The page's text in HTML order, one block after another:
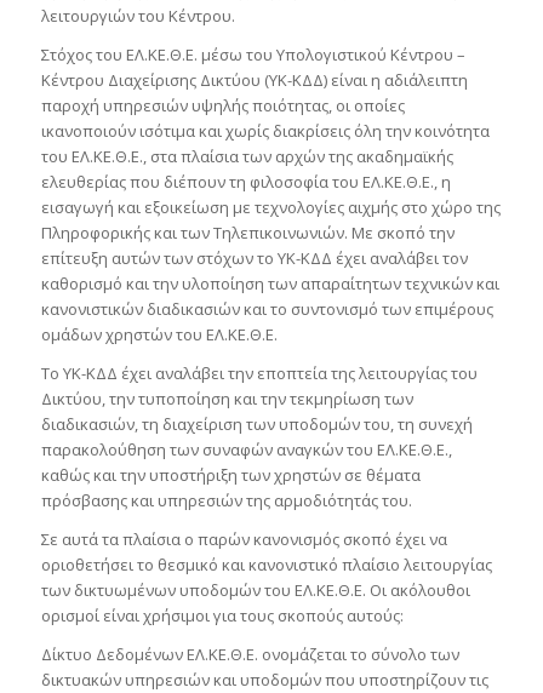
λειτουργιών του Κέντρου.
Στόχος του ΕΛ.ΚΕ.Θ.Ε. μέσω του Υπολογιστικού Κέντρου –
Κέντρου Διαχείρισης Δικτύου (ΥΚ-ΚΔΔ) είναι η αδιάλειπτη
παροχή υπηρεσιών υψηλής ποιότητας, οι οποίες
ικανοποιούν ισότιμα και χωρίς διακρίσεις όλη την κοινότητα
του ΕΛ.ΚΕ.Θ.Ε., στα πλαίσια των αρχών της ακαδημαϊκής
ελευθερίας που διέπουν τη φιλοσοφία του ΕΛ.ΚΕ.Θ.Ε., η
εισαγωγή και εξοικείωση με τεχνολογίες αιχμής στο χώρο της
Πληροφορικής και των Τηλεπικοινωνιών. Με σκοπό την
επίτευξη αυτών των στόχων το ΥΚ-ΚΔΔ έχει αναλάβει τον
καθορισμό και την υλοποίηση των απαραίτητων τεχνικών και
κανονιστικών διαδικασιών και το συντονισμό των επιμέρους
ομάδων χρηστών του ΕΛ.ΚΕ.Θ.Ε.
Το ΥΚ-ΚΔΔ έχει αναλάβει την εποπτεία της λειτουργίας του
Δικτύου, την τυποποίηση και την τεκμηρίωση των
διαδικασιών, τη διαχείριση των υποδομών του, τη συνεχή
παρακολούθηση των συναφών αναγκών του ΕΛ.ΚΕ.Θ.Ε.,
καθώς και την υποστήριξη των χρηστών σε θέματα
πρόσβασης και υπηρεσιών της αρμοδιότητάς του.
Σε αυτά τα πλαίσια ο παρών κανονισμός σκοπό έχει να
οριοθετήσει το θεσμικό και κανονιστικό πλαίσιο λειτουργίας
των δικτυωμένων υποδομών του ΕΛ.ΚΕ.Θ.Ε. Οι ακόλουθοι
ορισμοί είναι χρήσιμοι για τους σκοπούς αυτούς:
Δίκτυο Δεδομένων ΕΛ.ΚΕ.Θ.Ε. ονομάζεται το σύνολο των
δικτυακών υπηρεσιών και υποδομών που υποστηρίζουν τις